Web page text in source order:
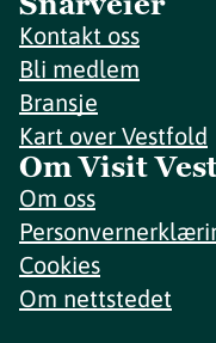
Kontakt oss
Bli medlem
Bransje
Kart over Vestfold
Om Visit
Om oss
Cookies
Om nettstedet